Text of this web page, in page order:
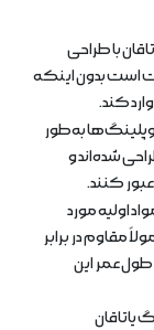
با طراحی
است بدون اینکه
کند.
به‌طور
شده‌اند و
کنند.
اولیه مورد
مقاوم در برابر
عمر این
یاتاقان